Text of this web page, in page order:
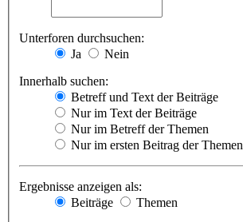
Unterforen durchsuchen:
Ja
Nein
Innerhalb suchen:
Betreff und Text der Beiträge
Nur im Text der Beiträge
Nur im Betreff der Themen
Nur im ersten Beitrag der Themen
Ergebnisse anzeigen als:
Beiträge
Themen